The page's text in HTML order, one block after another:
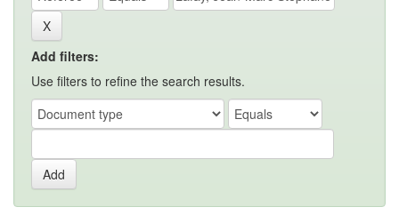
Add filters:
Use filters to refine the search results.